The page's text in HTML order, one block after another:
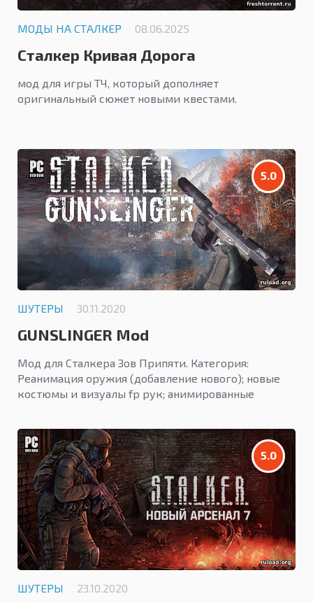
МОДЫ НА СТАЛКЕР 08.06.2025
Сталкер Кривая Дорога
мод для игры ТЧ, который дополняет
оригинальный сюжет новыми квестами.
5.0
ШУТЕРЫ 30.11.2020
GUNSLINGER Mod
Мод для Сталкера Зов Припяти. Категория:
Реанимация оружия (добавление нового); новые
костюмы и визуалы fp рук; анимированные
5.0
ШУТЕРЫ 23.10.2020